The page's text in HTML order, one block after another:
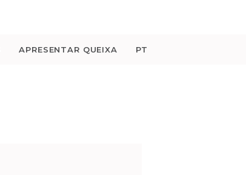
APRESENTAR QUEIXA PT